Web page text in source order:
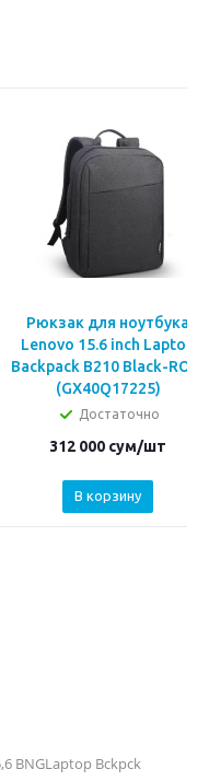
Рюкзак для ноутбука
Lenovo 15.6 inch Laptop
Backpack B210 Black-ROW
(GX40Q17225)
Достаточно
312 000 сум/шт
В корзину
BNGLaptop Bckpck